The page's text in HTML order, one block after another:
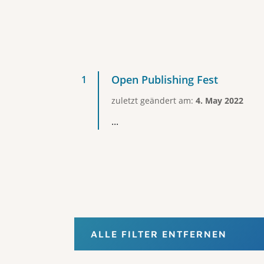
Open Publishing Fest
zuletzt geändert am: 4. May 2022
...
ALLE FILTER ENTFERNEN